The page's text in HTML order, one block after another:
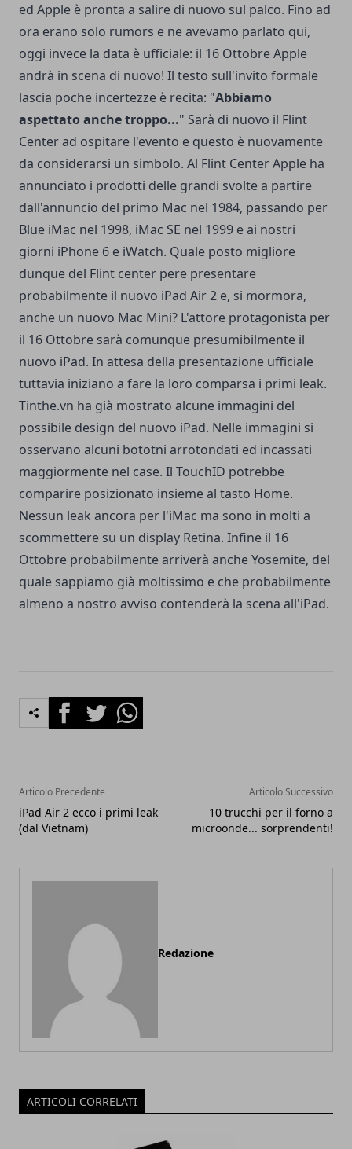
ed Apple è pronta a salire di nuovo sul palco. Fino ad
ora erano solo rumors e ne avevamo parlato qui,
oggi invece la data è ufficiale: il 16 Ottobre Apple
andrà in scena di nuovo! Il testo sull'invito formale
lascia poche incertezze è recita: "Abbiamo
aspettato anche troppo..." Sarà di nuovo il Flint
Center ad ospitare l'evento e questo è nuovamente
da considerarsi un simbolo. Al Flint Center Apple ha
annunciato i prodotti delle grandi svolte a partire
dall'annuncio del primo Mac nel 1984, passando per
Blue iMac nel 1998, iMac SE nel 1999 e ai nostri
giorni iPhone 6 e iWatch. Quale posto migliore
dunque del Flint center pere presentare
probabilmente il nuovo iPad Air 2 e, si mormora,
anche un nuovo Mac Mini? L'attore protagonista per
il 16 Ottobre sarà comunque presumibilmente il
nuovo iPad. In attesa della presentazione ufficiale
tuttavia iniziano a fare la loro comparsa i primi leak.
Tinthe.vn ha già mostrato alcune immagini del
possibile design del nuovo iPad. Nelle immagini si
osservano alcuni bototni arrotondati ed incassati
maggiormente nel case. Il TouchID potrebbe
comparire posizionato insieme al tasto Home.
Nessun leak ancora per l'iMac ma sono in molti a
scommettere su un display Retina. Infine il 16
Ottobre probabilmente arriverà anche Yosemite, del
quale sappiamo già moltissimo e che probabilmente
almeno a nostro avviso contenderà la scena all'iPad.
FacebookTwitterWhatsapp
Articolo Precedente
iPad Air 2 ecco i primi leak
(dal Vietnam)
Articolo Successivo
10 trucchi per il forno a
microonde... sorprendenti!
Redazione
ARTICOLI CORRELATI